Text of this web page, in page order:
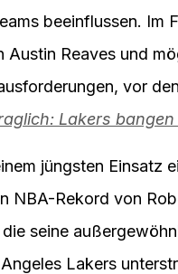
beeinflussen. Im
Reaves und
vor
Lakers
jüngsten Einsatz
NBA-Rekord von
seine
Lakers